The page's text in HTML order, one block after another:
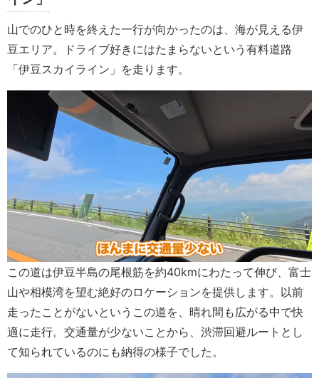
山でのひと時を終えた一行が向かったのは、海が見える伊
豆エリア。ドライブ好きにはたまらないという有料道路
「伊豆スカイライン」を走ります。
この道は伊豆半島の尾根筋を約40kmにわたって伸び、富士
山や相模湾を望む絶好のロケーションを提供します。以前
走ったことがないというこの道を、晴れ間も広がる中で快
適に走行。交通量が少ないことから、渋滞回避ルートとし
て知られているのにも納得の様子でした。